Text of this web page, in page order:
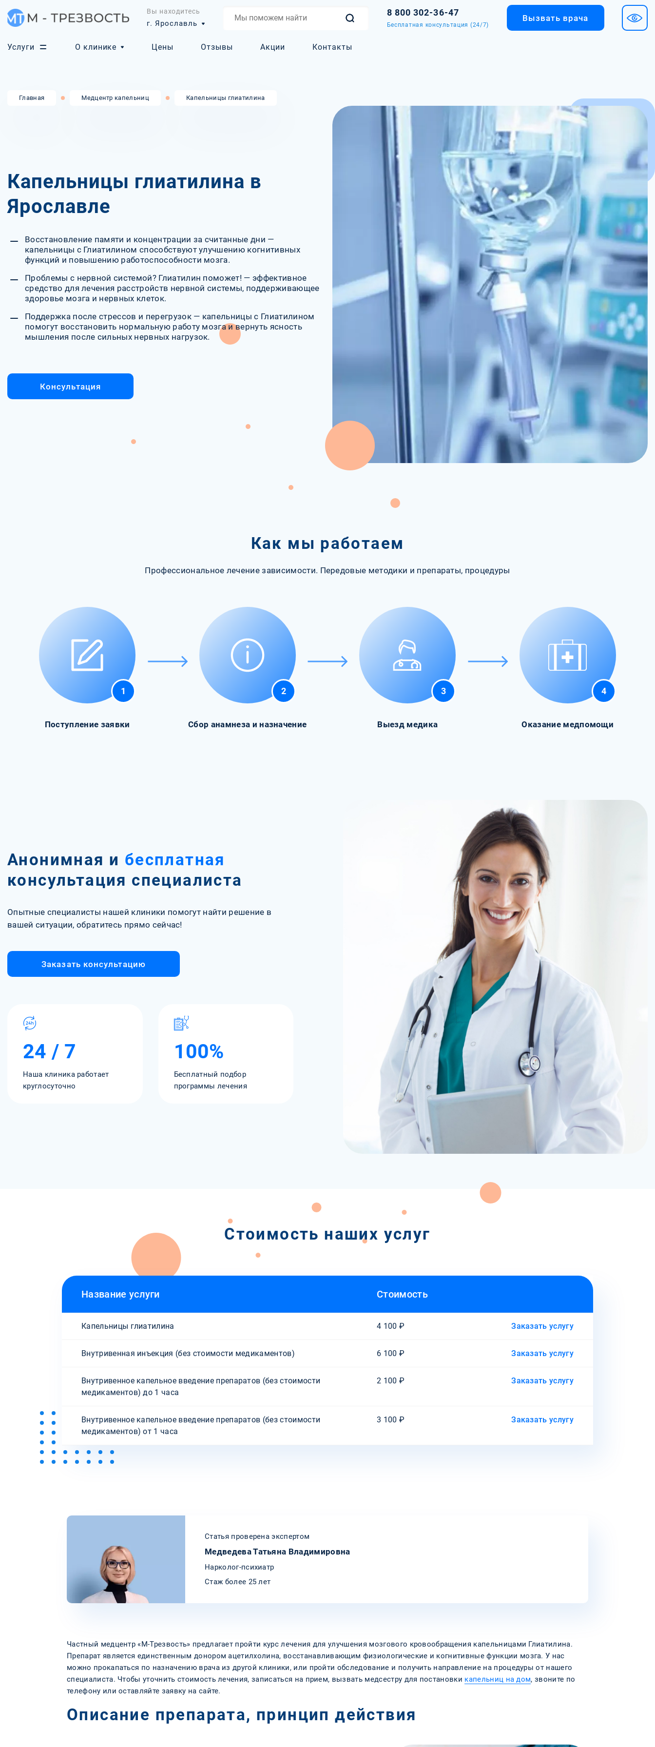
Вы находитесь
г. Ярославль
8 800 302-36-47
Бесплатная консультация (24/7)
Вызвать врача
Услуги О клинике Цены Отзывы Акции Контакты
Главная Медцентр капельниц Капельницы глиатилина
Капельницы глиатилина в
Ярославле
Восстановление памяти и концентрации за считанные дни —
капельницы с Глиатилином способствуют улучшению когнитивных
функций и повышению работоспособности мозга.
Проблемы с нервной системой? Глиатилин поможет! — эффективное
средство для лечения расстройств нервной системы, поддерживающее
здоровье мозга и нервных клеток.
Поддержка после стрессов и перегрузок — капельницы с Глиатилином
помогут восстановить нормальную работу мозга и вернуть ясность
мышления после сильных нервных нагрузок.
Консультация
Как мы работаем
Профессиональное лечение зависимости. Передовые методики и препараты, процедуры
1
Поступление заявки
2
Сбор анамнеза и назначение
3
Выезд медика
4
Оказание медпомощи
Анонимная и бесплатная
консультация специалиста
Опытные специалисты нашей клиники помогут найти решение в
вашей ситуации, обратитесь прямо сейчас!
Заказать консультацию
24 / 7
Наша клиника работает
круглосуточно
100%
Бесплатный подбор
программы лечения
Стоимость наших услуг
Название услуги Стоимость
Капельницы глиатилина 4 100 ₽ Заказать услугу
Внутривенная инъекция (без стоимости медикаментов) 6 100 ₽ Заказать услугу
Внутривенное капельное введение препаратов (без стоимости
медикаментов) до 1 часа
2 100 ₽ Заказать услугу
Внутривенное капельное введение препаратов (без стоимости
медикаментов) от 1 часа
3 100 ₽ Заказать услугу
Статья проверена экспертом
Медведева Татьяна Владимировна
Нарколог-психиатр
Стаж более 25 лет
Частный медцентр «М-Трезвость» предлагает пройти курс лечения для улучшения мозгового кровообращения капельницами Глиатилина.
Препарат является единственным донором ацетилхолина, восстанавливающим физиологические и когнитивные функции мозга. У нас
можно прокапаться по назначению врача из другой клиники, или пройти обследование и получить направление на процедуры от нашего
специалиста. Чтобы уточнить стоимость лечения, записаться на прием, вызвать медсестру для постановки капельниц на дом, звоните по
телефону или оставляйте заявку на сайте.
Описание препарата, принцип действия